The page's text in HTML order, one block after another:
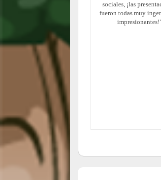
sociales, ¡las
fueron todas muy